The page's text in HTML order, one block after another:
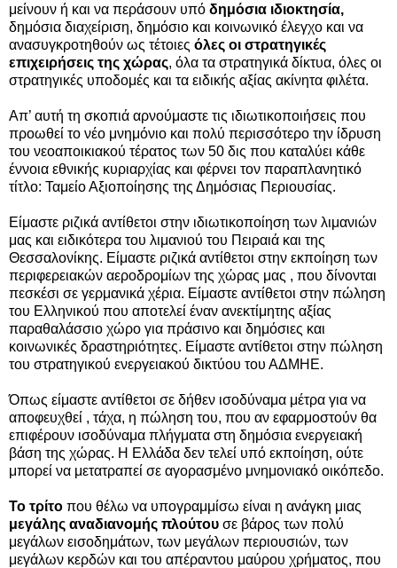
μείνουν ή και να περάσουν υπό δημόσια ιδιοκτησία,
δημόσια διαχείριση, δημόσιο και κοινωνικό έλεγχο και να
ανασυγκροτηθούν ως τέτοιες όλες οι στρατηγικές
επιχειρήσεις της χώρας, όλα τα στρατηγικά δίκτυα, όλες οι
στρατηγικές υποδομές και τα ειδικής αξίας ακίνητα φιλέτα.
Απ’ αυτή τη σκοπιά αρνούμαστε τις ιδιωτικοποιήσεις που
προωθεί το νέο μνημόνιο και πολύ περισσότερο την ίδρυση
του νεοαποικιακού τέρατος των 50 δις που καταλύει κάθε
έννοια εθνικής κυριαρχίας και φέρνει τον παραπλανητικό
τίτλο: Ταμείο Αξιοποίησης της Δημόσιας Περιουσίας.
Είμαστε ριζικά αντίθετοι στην ιδιωτικοποίηση των λιμανιών
μας και ειδικότερα του λιμανιού του Πειραιά και της
Θεσσαλονίκης. Είμαστε ριζικά αντίθετοι στην εκποίηση των
περιφερειακών αεροδρομίων της χώρας μας , που δίνονται
πεσκέσι σε γερμανικά χέρια. Είμαστε αντίθετοι στην πώληση
του Ελληνικού που αποτελεί έναν ανεκτίμητης αξίας
παραθαλάσσιο χώρο για πράσινο και δημόσιες και
κοινωνικές δραστηριότητες. Είμαστε αντίθετοι στην πώληση
του στρατηγικού ενεργειακού δικτύου του ΑΔΜΗΕ.
Όπως είμαστε αντίθετοι σε δήθεν ισοδύναμα μέτρα για να
αποφευχθεί , τάχα, η πώληση του, που αν εφαρμοστούν θα
επιφέρουν ισοδύναμα πλήγματα στη δημόσια ενεργειακή
βάση της χώρας. Η Ελλάδα δεν τελεί υπό εκποίηση, ούτε
μπορεί να μετατραπεί σε αγορασμένο μνημονιακό οικόπεδο.
Το τρίτο που θέλω να υπογραμμίσω είναι η ανάγκη μιας
μεγάλης αναδιανομής πλούτου σε βάρος των πολύ
μεγάλων εισοδημάτων, των μεγάλων περιουσιών, των
μεγάλων κερδών και του απέραντου μαύρου χρήματος, που